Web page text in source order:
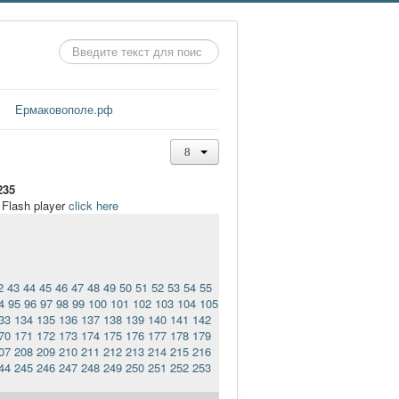
Искать...
Ермаковополе.рф
playerclick here
43 44 45 46 47 48 49 50 51 52 53 54 55
95 96 97 98 99 100 101 102 103 104 105
134 135 136 137 138 139 140 141 142
171 172 173 174 175 176 177 178 179
208 209 210 211 212 213 214 215 216
245 246 247 248 249 250 251 252 253